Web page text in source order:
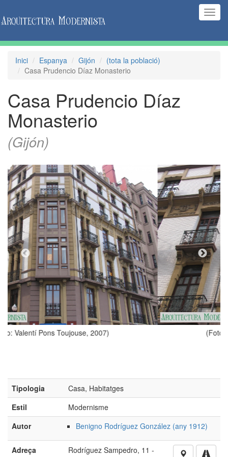
Inici Espanya Gijón
(tota la població)
Casa Prudencio Díaz Monasterio
Casa Prudencio Díaz
Monasterio
(Gijón)
(Foto: Valentí Pons Toujouse, 2007)
Tipologia
Casa, Habitatges
Estil
Modernisme
Autor
Benigno Rodríguez González (any 1912)
Adreça
Rodríguez Sampedro, 11 -